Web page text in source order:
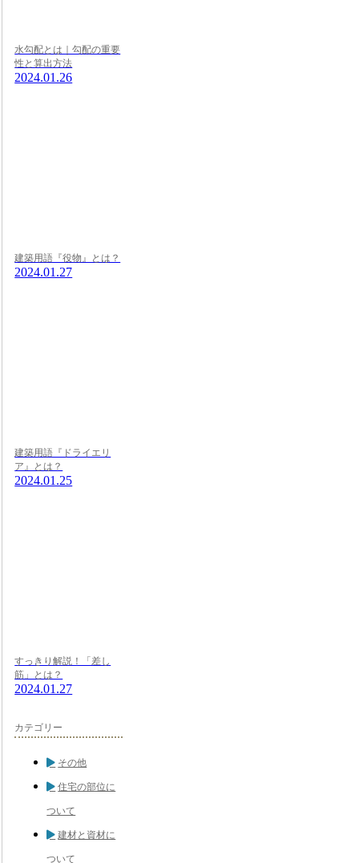
水勾配とは｜勾配の重要
性と算出方法
2024.01.26
建築用語『役物』とは？
2024.01.27
建築用語『ドライエリ
ア』とは？
2024.01.25
すっきり解説！「差し
筋」とは？
2024.01.27
カテゴリー
その他
住宅の部位に
ついて
建材と資材に
ついて